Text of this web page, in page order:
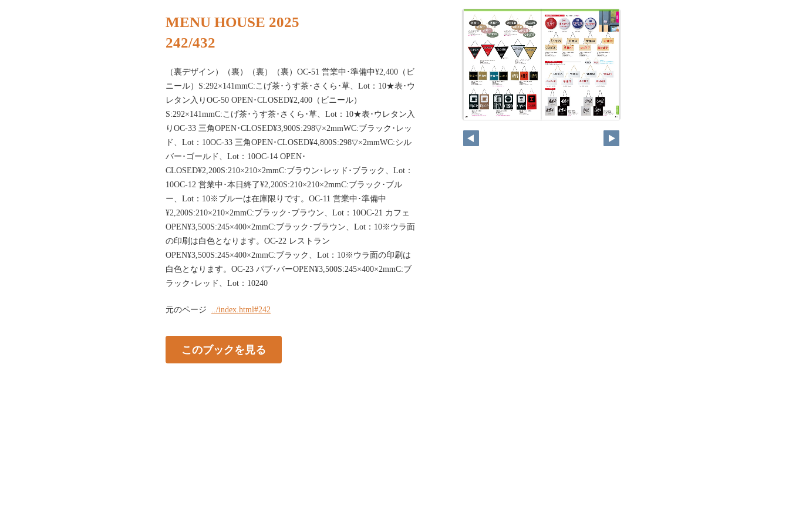
MENU HOUSE 2025
242/432
（裏デザイン）（裏）（裏）（裏）OC-51 営業中･準備中¥2,400（ビ
ニール）S:292×141mmC:こげ茶･うす茶･さくら･草、Lot：10★表･ウ
レタン入りOC-50 OPEN･CLOSED¥2,400（ビニール）
S:292×141mmC:こげ茶･うす茶･さくら･草、Lot：10★表･ウレタン入
りOC-33 三角OPEN･CLOSED¥3,900S:298▽×2mmWC:ブラック･レッ
ド、Lot：10OC-33 三角OPEN･CLOSED¥4,800S:298▽×2mmWC:シル
バー･ゴールド、Lot：10OC-14 OPEN･
CLOSED¥2,200S:210×210×2mmC:ブラウン･レッド･ブラック、Lot：
10OC-12 営業中･本日終了¥2,200S:210×210×2mmC:ブラック･ブル
ー、Lot：10※ブルーは在庫限りです。OC-11 営業中･準備中
¥2,200S:210×210×2mmC:ブラック･ブラウン、Lot：10OC-21 カフェ
OPEN¥3,500S:245×400×2mmC:ブラック･ブラウン、Lot：10※ウラ面
の印刷は白色となります。OC-22 レストラン
OPEN¥3,500S:245×400×2mmC:ブラック、Lot：10※ウラ面の印刷は
白色となります。OC-23 パブ･バーOPEN¥3,500S:245×400×2mmC:ブ
ラック･レッド、Lot：10240
元のページ ../index.html#242
このブックを見る